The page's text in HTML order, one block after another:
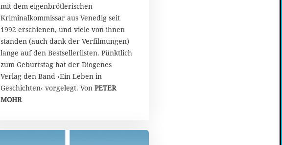
mit dem eigenbrötlerischen
Kriminalkommissar aus Venedig seit
1992 erschienen, und viele von ihnen
standen (auch dank der Verfilmungen)
lange auf den Bestsellerlisten. Pünktlich
zum Geburtstag hat der Diogenes
Verlag den Band ›Ein Leben in
Geschichten‹ vorgelegt. Von PETER
MOHR